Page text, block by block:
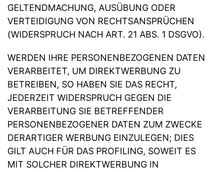
GELTENDMACHUNG, AUSÜBUNG ODER
VERTEIDIGUNG VON RECHTSANSPRÜCHEN
(WIDERSPRUCH NACH ART. 21 ABS. 1 DSGVO).
WERDEN IHRE PERSONENBEZOGENEN DATEN
VERARBEITET, UM DIREKTWERBUNG ZU
BETREIBEN, SO HABEN SIE DAS RECHT,
JEDERZEIT WIDERSPRUCH GEGEN DIE
VERARBEITUNG SIE BETREFFENDER
PERSONENBEZOGENER DATEN ZUM ZWECKE
DERARTIGER WERBUNG EINZULEGEN; DIES
GILT AUCH FÜR DAS PROFILING, SOWEIT ES
MIT SOLCHER DIREKTWERBUNG IN